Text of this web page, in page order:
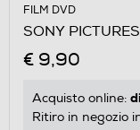
FILM DVD
SONY
€ 9,90
Acquisto online:
Ritiro in negozio